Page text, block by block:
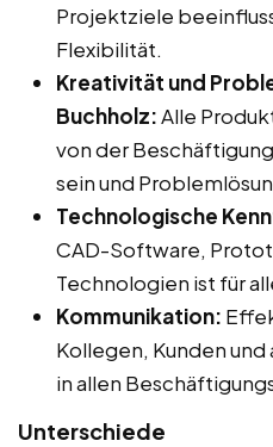
Projektziele
Flexibilität.
Kreativität und
Buchholz:Alle
von der
sein und
Technologische
CAD-Software,
Technologien ist für
Kommunikation:
Kollegen, Kunden
in allen
Unterschiede